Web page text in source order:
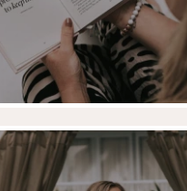
Mindfulness.